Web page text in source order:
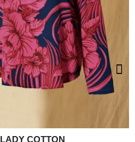
LADY COTTON